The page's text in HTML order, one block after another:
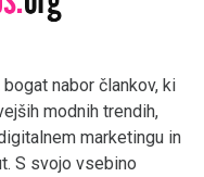
nabor člankov, ki
modnih trendih,
marketingu in
S svojo vsebino